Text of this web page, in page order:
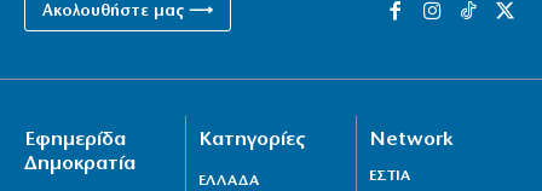
Ακολουθήστε μας ⟶
Εφημερίδα
Δημοκρατία
Κατηγορίες
ΕΛΛΑΔΑ
Network
ΕΣΤΙΑ